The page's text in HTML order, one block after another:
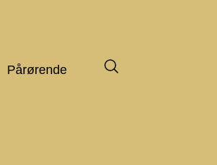
Pårørende